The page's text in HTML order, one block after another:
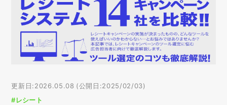
更新日:2026.05.08 (公開日:2025/02/03)
#レシート